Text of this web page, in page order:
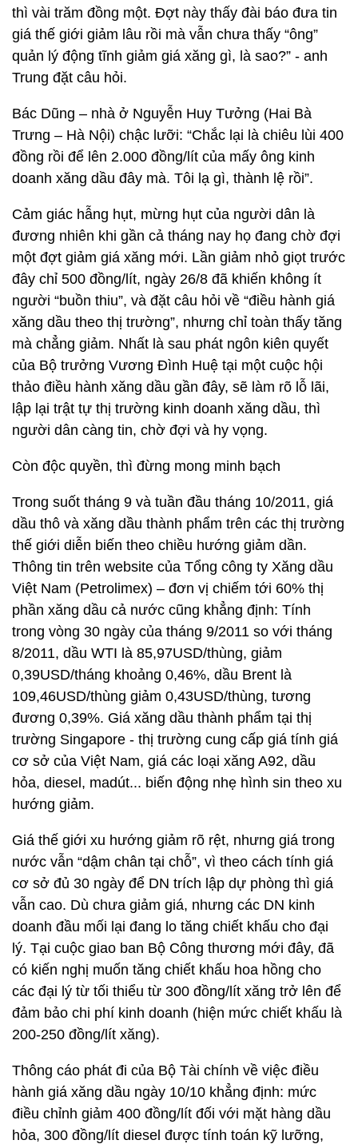
thì vài trăm đồng một. Đợt này thấy đài báo đưa tin
giá thế giới giảm lâu rồi mà vẫn chưa thấy “ông”
quản lý động tĩnh giảm giá xăng gì, là sao?” - anh
Trung đặt câu hỏi.
Bác Dũng – nhà ở Nguyễn Huy Tưởng (Hai Bà
Trưng – Hà Nội) chậc lưỡi: “Chắc lại là chiêu lùi 400
đồng rồi để lên 2.000 đồng/lít của mấy ông kinh
doanh xăng dầu đây mà. Tôi lạ gì, thành lệ rồi”.
Cảm giác hẫng hụt, mừng hụt của người dân là
đương nhiên khi gần cả tháng nay họ đang chờ đợi
một đợt giảm giá xăng mới. Lần giảm nhỏ giọt trước
đây chỉ 500 đồng/lít, ngày 26/8 đã khiến không ít
người “buồn thiu”, và đặt câu hỏi về “điều hành giá
xăng dầu theo thị trường”, nhưng chỉ toàn thấy tăng
mà chẳng giảm. Nhất là sau phát ngôn kiên quyết
của Bộ trưởng Vương Đình Huệ tại một cuộc hội
thảo điều hành xăng dầu gần đây, sẽ làm rõ lỗ lãi,
lập lại trật tự thị trường kinh doanh xăng dầu, thì
người dân càng tin, chờ đợi và hy vọng.
Còn độc quyền, thì đừng mong minh bạch
Trong suốt tháng 9 và tuần đầu tháng 10/2011, giá
dầu thô và xăng dầu thành phẩm trên các thị trường
thế giới diễn biến theo chiều hướng giảm dần.
Thông tin trên website của Tổng công ty Xăng dầu
Việt Nam (Petrolimex) – đơn vị chiếm tới 60% thị
phần xăng dầu cả nước cũng khẳng định: Tính
trong vòng 30 ngày của tháng 9/2011 so với tháng
8/2011, dầu WTI là 85,97USD/thùng, giảm
0,39USD/tháng khoảng 0,46%, dầu Brent là
109,46USD/thùng giảm 0,43USD/thùng, tương
đương 0,39%. Giá xăng dầu thành phẩm tại thị
trường Singapore - thị trường cung cấp giá tính giá
cơ sở của Việt Nam, giá các loại xăng A92, dầu
hỏa, diesel, madút... biến động nhẹ hình sin theo xu
hướng giảm.
Giá thế giới xu hướng giảm rõ rệt, nhưng giá trong
nước vẫn “dậm chân tại chỗ”, vì theo cách tính giá
cơ sở đủ 30 ngày để DN trích lập dự phòng thì giá
vẫn cao. Dù chưa giảm giá, nhưng các DN kinh
doanh đầu mối lại đang lo tăng chiết khấu cho đại
lý. Tại cuộc giao ban Bộ Công thương mới đây, đã
có kiến nghị muốn tăng chiết khấu hoa hồng cho
các đại lý từ tối thiểu từ 300 đồng/lít xăng trở lên để
đảm bảo chi phí kinh doanh (hiện mức chiết khấu là
200-250 đồng/lít xăng).
Thông cáo phát đi của Bộ Tài chính về việc điều
hành giá xăng dầu ngày 10/10 khẳng định: mức
điều chỉnh giảm 400 đồng/lít đối với mặt hàng dầu
hỏa, 300 đồng/lít diesel được tính toán kỹ lưỡng,